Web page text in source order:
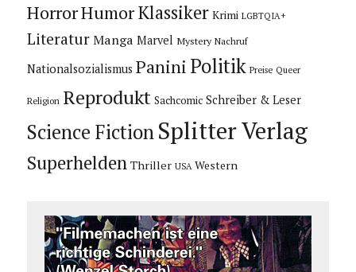
HorrorHumorKlassiker Krimi LGBTQIA+
Literatur Manga Marvel Mystery Nachruf
Nationalsozialismus Panini Politik Preise Queer
Religion Reprodukt Sachcomic Schreiber & Leser
Science Fiction Splitter Verlag
Superhelden Thriller USA Western